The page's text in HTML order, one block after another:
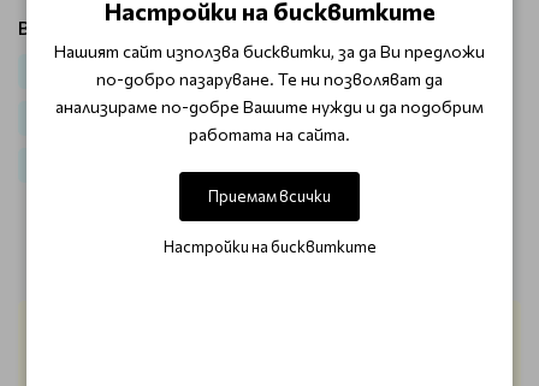
Виж продукти от категория:
Термозащита за коса
Против косопад и накъсване Kerastase Genesis
ОТЗИВИ (2)
Настройки на бисквитките
Нашият сайт използва бисквитки, за да Ви предложи
по-добро пазаруване. Те ни позволяват да
анализираме по-добре Вашите нужди и да подобрим
работата на сайта.
Приемам всички
Настройки на бисквитките